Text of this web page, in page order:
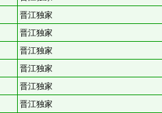
晋江独家
晋江独家
晋江独家
晋江独家
晋江独家
晋江独家